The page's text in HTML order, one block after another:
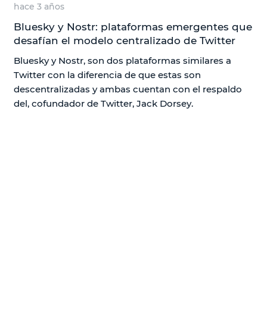
hace 3 años
Bluesky y Nostr: plataformas emergentes que
desafían el modelo centralizado de Twitter
Bluesky y Nostr, son dos plataformas similares a
Twitter con la diferencia de que estas son
descentralizadas y ambas cuentan con el respaldo
del, cofundador de Twitter, Jack Dorsey.